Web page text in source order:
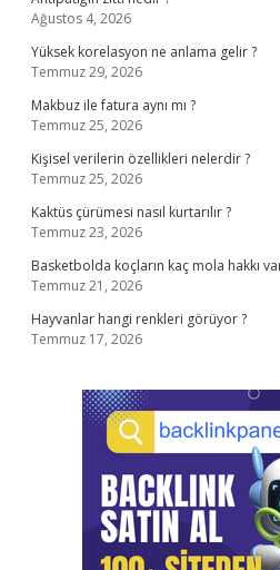
Ağustos 4, 2026
Yüksek korelasyon ne anlama gelir ?
Temmuz 29, 2026
Makbuz ile fatura aynı mı ?
Temmuz 25, 2026
Kişisel verilerin özellikleri nelerdir ?
Temmuz 25, 2026
Kaktüs çürümesi nasıl kurtarılır ?
Temmuz 23, 2026
Basketbolda koçların kaç mola hakkı
Temmuz 21, 2026
Hayvanlar hangi renkleri görüyor ?
Temmuz 17, 2026